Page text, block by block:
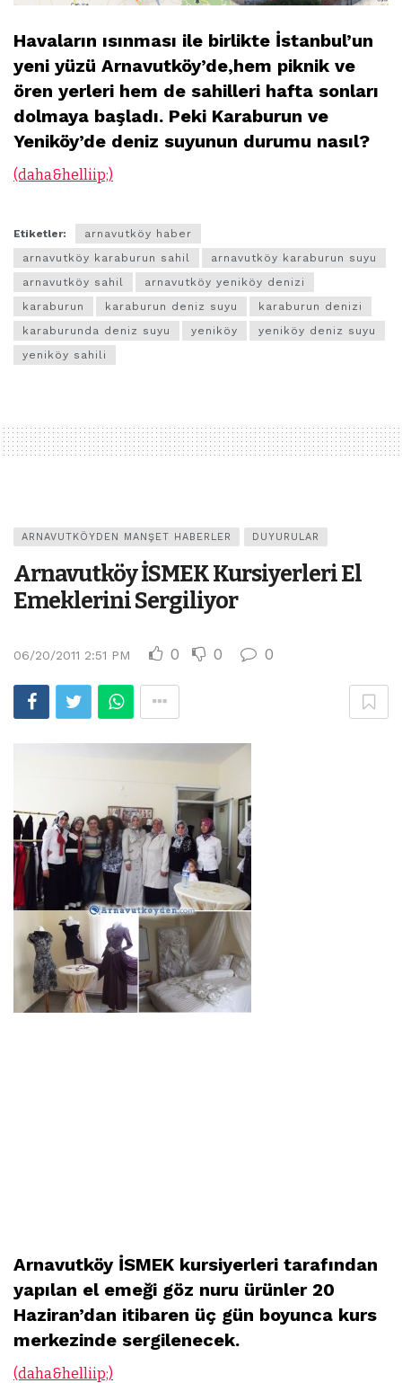
Havaların ısınması ile birlikte İstanbul’un
yeni yüzü Arnavutköy’de,hem piknik ve
ören yerleri hem de sahilleri hafta sonları
dolmaya başladı. Peki Karaburun ve
Yeniköy’de deniz suyunun durumu nasıl?
(daha&helliip;)
Etiketler:
arnavutköy haber
arnavutköy karaburun sahil
arnavutköy karaburun suyu
arnavutköy sahil
arnavutköy yeniköy denizi
karaburun
karaburun deniz suyu
karaburun denizi
karaburunda deniz suyu
yeniköy
yeniköy deniz suyu
yeniköy sahili
ARNAVUTKÖYDEN MANŞET HABERLER DUYURULAR
Arnavutköy İSMEK Kursiyerleri El
Emeklerini Sergiliyor
06/20/2011 2:51 PM 0 0 0
Arnavutköy İSMEK kursiyerleri tarafından
yapılan el emeği göz nuru ürünler 20
Haziran’dan itibaren üç gün boyunca kurs
merkezinde sergilenecek.
(daha&helliip;)